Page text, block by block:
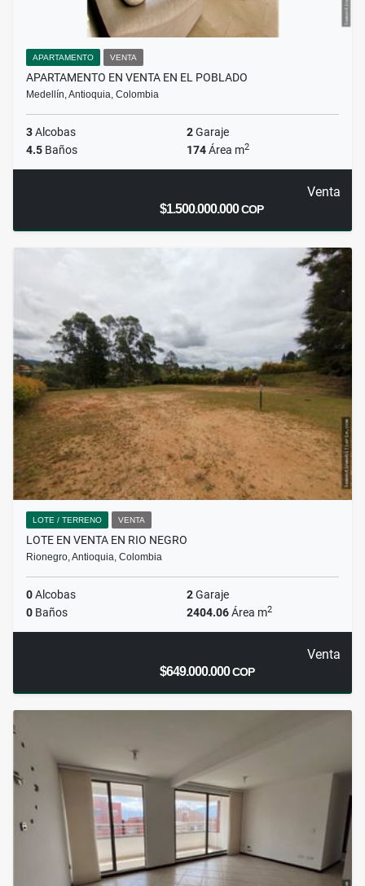
APARTAMENTO VENTA
APARTAMENTO EN VENTA EN EL POBLADO
Medellín, Antioquia, Colombia
3Alcobas 2Garaje
4.5 Baños 174Área m2
Venta
$1.500.000.000COP
LOTE / TERRENO VENTA
LOTE EN VENTA EN RIO NEGRO
Rionegro, Antioquia, Colombia
0Alcobas 2Garaje
0 Baños 2404.06Área m2
Venta
$649.000.000COP